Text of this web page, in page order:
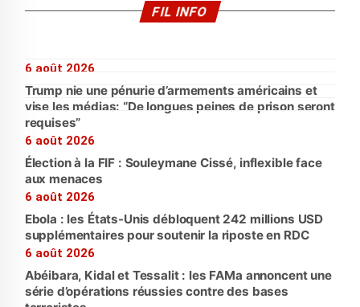
FIL INFO
6 août 2026
Trump nie une pénurie d’armements américains et
vise les médias: “De longues peines de prison seront
requises”
6 août 2026
Élection à la FIF : Souleymane Cissé, inflexible face
aux menaces
6 août 2026
Ebola : les États-Unis débloquent 242 millions USD
supplémentaires pour soutenir la riposte en RDC
6 août 2026
Abéibara, Kidal et Tessalit : les FAMa annoncent une
série d’opérations réussies contre des bases